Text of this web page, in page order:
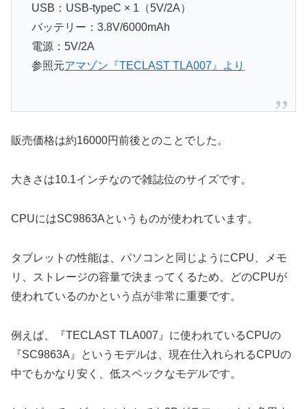
USB：USB-typeC × 1（5V/2A）
バッテリー：3.8V/6000mAh
電源：5V/2A
参照元アマゾン『TECLAST TLA007』より
販売価格は約16000円前後とのことでした。
大きさは10.1インチなので雑誌位のサイズです。
CPUにはSC9863Aというものが使われています。
タブレットの性能は、パソコンと同じようにCPU、メモ
リ、ストレージの容量で決まってくるため、どのCPUが
使われているのかという点が非常に重要です。
例えば、『TECLAST TLA007』に使われているCPUの
『SC9863A』というモデルは、現在仕入れられるCPUの
中でもかなり安く、低スペックなモデルです。